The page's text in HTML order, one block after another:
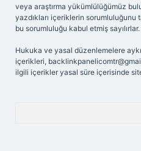
veya araştırma yükümlülüğümüz
yazdıkları içeriklerin sorumluluğunu
bu sorumluluğu kabul etmiş sayılırlar.
Hukuka ve yasal düzenlemelere
içerikleri,
ilgili içerikler yasal süre içerisinde